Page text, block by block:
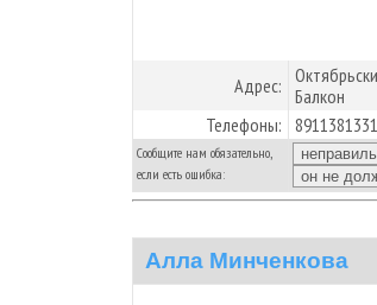
Адрес: Балкон
Телефоны:
Сообщите нам обязательно,
если есть ошибка:
Алла Минченкова